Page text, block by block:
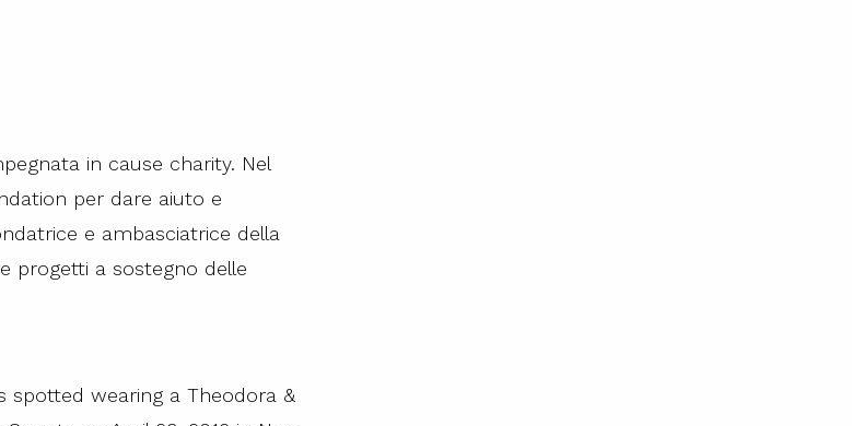
in cause charity. Nel
per dare aiuto e
e ambasciatrice della
progetti a sostegno delle